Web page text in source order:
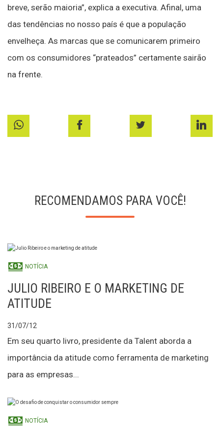
breve, serão maioria”, explica a executiva. Afinal, uma
das tendências no nosso país é que a população
envelheça. As marcas que se comunicarem primeiro
com os consumidores “prateados” certamente sairão
na frente.
RECOMENDAMOS PARA VOCÊ!
NOTÍCIA
JULIO RIBEIRO E O MARKETING DE
ATITUDE
31/07/12
Em seu quarto livro, presidente da Talent aborda a
importância da atitude como ferramenta de marketing
para as empresas...
NOTÍCIA